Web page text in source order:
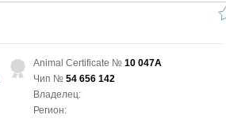
Animal Certificate № 10 047A
Чип № 54 656 142
Владелец:
Регион: